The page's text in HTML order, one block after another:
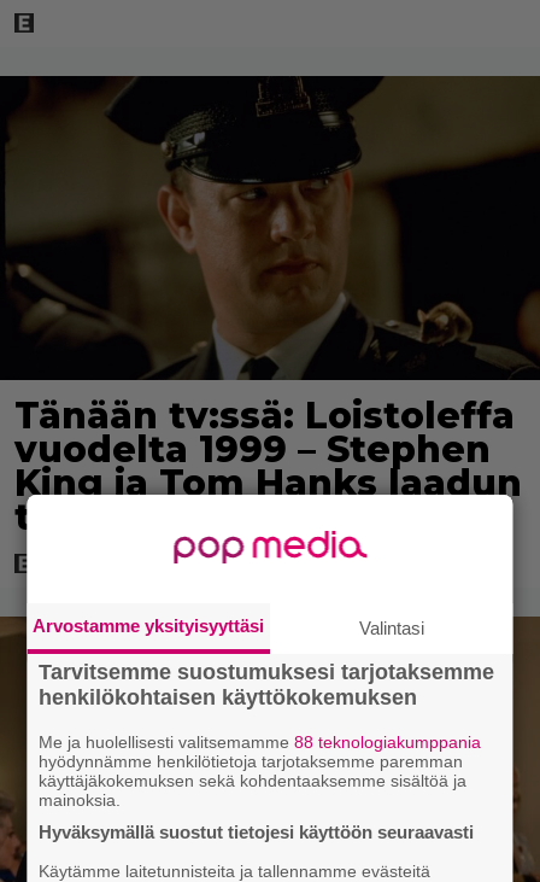
Tänään tv:ssä: Loistoleffa
vuodelta 1999 – Stephen
King ja Tom Hanks laadun
takeina
Arvostamme yksityisyyttäsi Valintasi
Tarvitsemme suostumuksesi tarjotaksemme
henkilökohtaisen käyttökokemuksen
Me ja huolellisesti valitsemamme88 teknologiakumppania
hyödynnämme henkilötietoja tarjotaksemme paremman
käyttäjäkokemuksen sekä kohdentaaksemme sisältöä ja
mainoksia.
Hyväksymällä suostut tietojesi käyttöön seuraavasti
Käytämme laitetunnisteita ja tallennamme evästeitä